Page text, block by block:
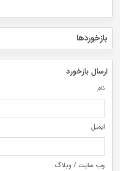
بازخوردها
ارسال بازخورد
نام
ایمیل
وب سایت / وبلاگ